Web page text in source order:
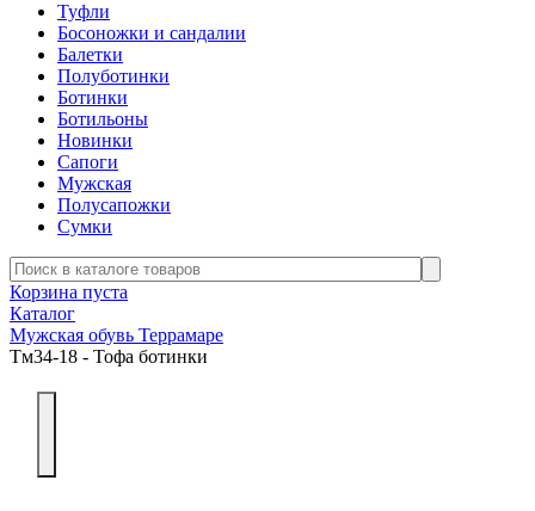
Туфли
Босоножки и сандалии
Балетки
Полуботинки
Ботинки
Ботильоны
Новинки
Сапоги
Мужская
Полусапожки
Сумки
Корзина пуста
Каталог
Мужская обувь Террамаре
Тм34-18 - Тофа ботинки